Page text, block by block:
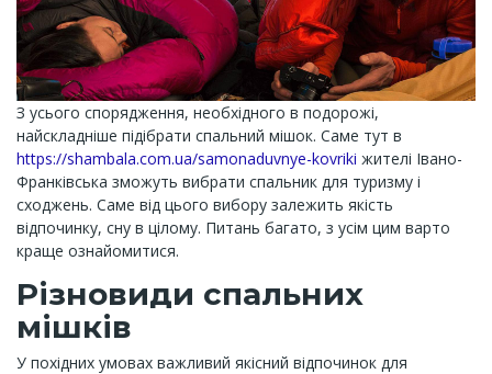
З усього спорядження, необхідного в подорожі,
найскладніше підібрати спальний мішок. Саме тут в
https://shambala.com.ua/samonaduvnye-kovriki жителі Івано-
Франківська зможуть вибрати спальник для туризму і
сходжень. Саме від цього вибору залежить якість
відпочинку, сну в цілому. Питань багато, з усім цим варто
краще ознайомитися.
Різновиди спальних
мішків
У похідних умовах важливий якісний відпочинок для